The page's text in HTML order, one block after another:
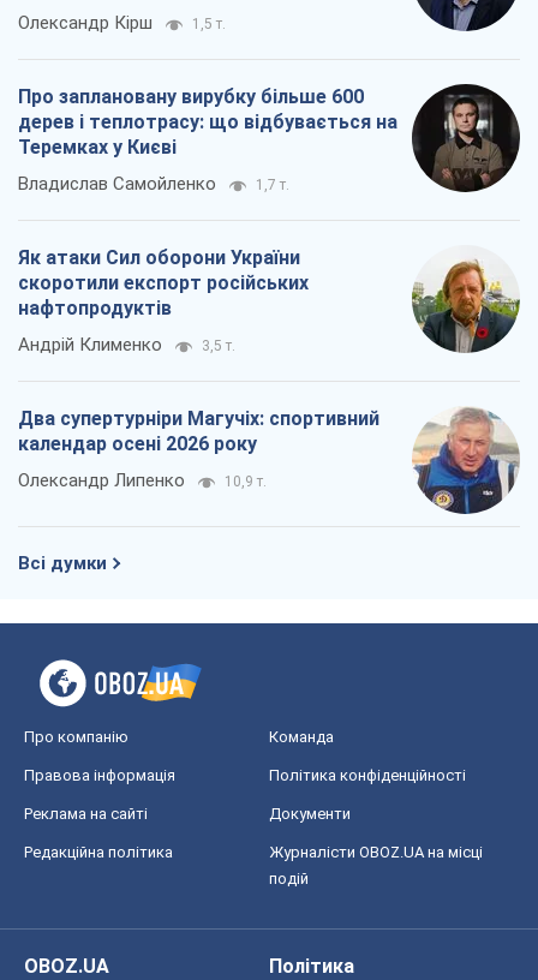
Олександр Кірш 1,5 т.
Про заплановану вирубку більше 600
дерев і теплотрасу: що відбувається на
Теремках у Києві
Владислав Самойленко 1,7 т.
Як атаки Сил оборони України
скоротили експорт російських
нафтопродуктів
Андрій Клименко 3,5 т.
Два супертурніри Магучіх: спортивний
календар осені 2026 року
Олександр Липенко 10,9 т.
Всі думки
Про компанію Команда
Правова інформація Політика конфіденційності
Реклама на сайті Документи
Редакційна політика
Журналісти OBOZ.UA на місці
подій
OBOZ.UA
Політика